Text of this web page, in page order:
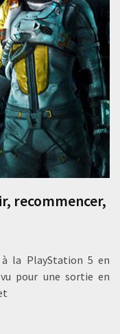
recommencer,
à la PlayStation 5 en
pour une sortie en